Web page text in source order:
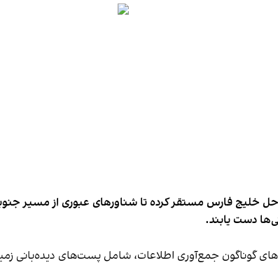
خلیج فارس مستقر کرده تا شناورهای عبوری از مسیر
دست یابند.
گوناگون جمع‌آوری اطلاعات، شامل پست‌های دیده‌بانی